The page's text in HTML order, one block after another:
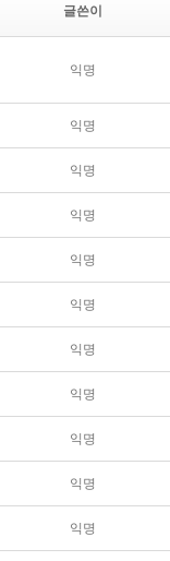
글쓴이
익명
익명
익명
익명
익명
익명
익명
익명
익명
익명
익명